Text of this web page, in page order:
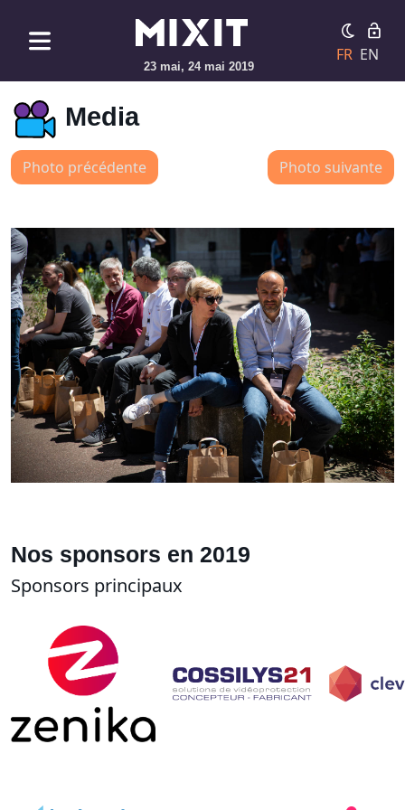
23 mai, 24 mai 2019
FR EN
Media
Photo précédente Photo suivante
Nos sponsors en 2019
Sponsors principaux